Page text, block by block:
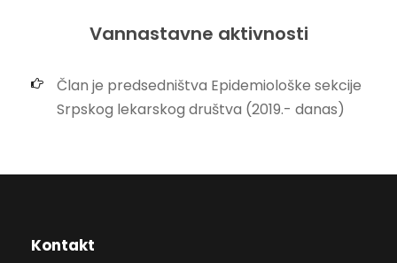
Vannastavne aktivnosti
Član je predsedništva Epidemiološke sekcije
Srpskog lekarskog društva (2019.- danas)
Kontakt